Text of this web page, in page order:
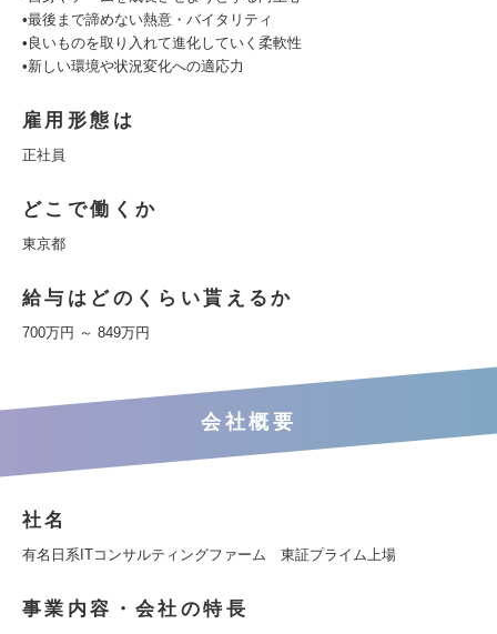
•最後まで諦めない熱意・バイタリティ
•良いものを取り入れて進化していく柔軟性
•新しい環境や状況変化への適応力
雇用形態は
正社員
どこで働くか
東京都
給与はどのくらい貰えるか
700万円 ～ 849万円
会社概要
社名
有名日系ITコンサルティングファーム 東証プライム上場
事業内容・会社の特長